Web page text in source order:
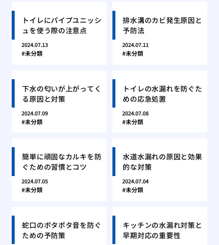
トイレにパイプユニッシ
ュを使う際の注意点
2024.07.13
未分類
排水溝のカビ発生原因と
予防法
2024.07.11
未分類
下水の匂いが上がってく
る原因と対策
2024.07.09
未分類
トイレの水漏れを防ぐた
めの応急処置
2024.07.08
未分類
簡単に頑固なカルキを防
ぐための習慣とコツ
2024.07.05
未分類
水道水漏れの原因と効果
的な対策
2024.07.04
未分類
蛇口のポタポタ音を防ぐ
ための予防策
キッチンの水漏れ対策と
早期対応の重要性